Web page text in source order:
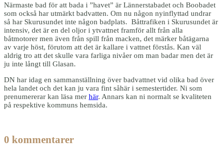
Närmaste bad för att bada i ”havet” är Lännerstabadet och Boobadet
som också har utmärkt badvatten. Om nu någon nyinflyttad undrar
så har Skurusundet inte någon badplats. Båttrafiken i Skurusundet är
intensiv, det är en del oljor i ytvattnet framför allt från alla
båtmotorer men även från spill från macken, det märker båtägarna
av varje höst, förutom att det är kallare i vattnet förstås. Kan väl
aldrig tro att det skulle vara farliga nivåer om man badar men det är
ju inte långt till Glasan.
DN har idag en sammanställning över badvattnet vid olika bad över
hela landet och det kan ju vara fint såhär i semestertider. Ni som
prenumererar kan läsa mer här. Annars kan ni normalt se kvaliteten
på respektive kommuns hemsida.
0 kommentarer